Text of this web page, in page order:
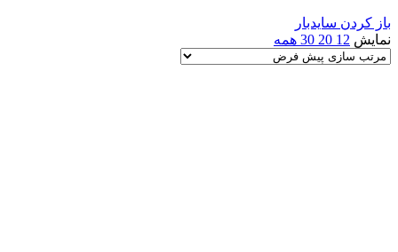
باز کردن سایدبار
نمایش 12
20
30 همه